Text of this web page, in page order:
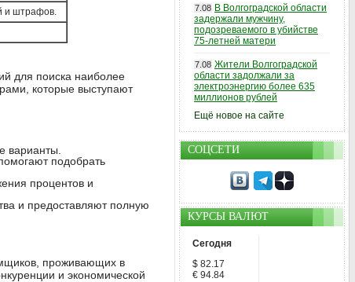
и штрафов.
для поиска наиболее
которые выступают
варианты.
подобрать
процентов и
и предоставляют полную
проживающих в
и экономической
7.08 В Волгоградской области
задержали мужчину,
подозреваемого в убийстве
75-летней матери
7.08 Жители Волгоградской
области задолжали за
электроэнергию более 635
миллионов рублей
Ещё новое на сайте
СОЦСЕТИ
КУРСЫ ВАЛЮТ
Сегодня
$ 82.17
€ 94.84